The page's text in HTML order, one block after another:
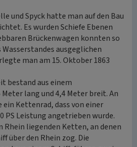
und Spyck hatte man auf den Bau
Es wurden Schiefe Ebenen
Brückenwagen konnten so
Wasserstandes ausgeglichen
man am 15. Oktober 1863
bestand aus einem
lang und 4,4 Meter breit. An
ein Kettenrad, dass von einer
PS Leistung angetrieben wurde.
Rhein liegenden Ketten, an denen
über den Rhein zog. Die